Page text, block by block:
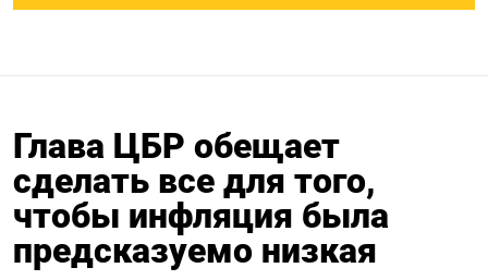
Глава ЦБР обещает
сделать все для того,
чтобы инфляция была
предсказуемо низкая